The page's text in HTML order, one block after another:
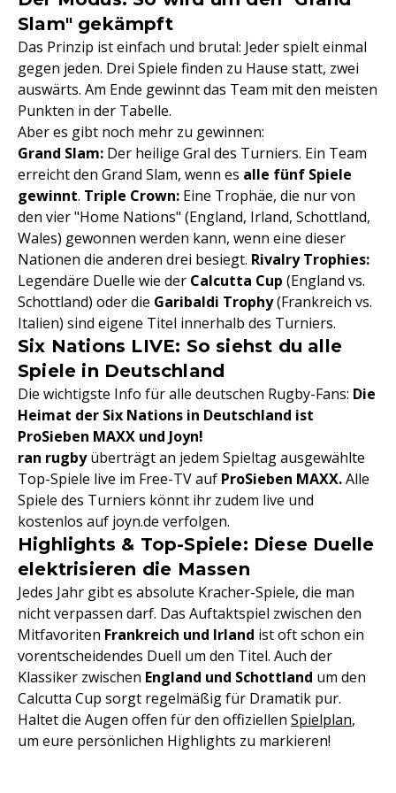
Slam" gekämpft
Das Prinzip ist einfach und brutal: Jeder spielt einmal
gegen jeden. Drei Spiele finden zu Hause statt, zwei
auswärts. Am Ende gewinnt das Team mit den meisten
Punkten in der Tabelle.
Aber es gibt noch mehr zu gewinnen:
Grand Slam: Der heilige Gral des Turniers. Ein Team
erreicht den Grand Slam, wenn es alle fünf Spiele
gewinnt. Triple Crown: Eine Trophäe, die nur von
den vier "Home Nations" (England, Irland, Schottland,
Wales) gewonnen werden kann, wenn eine dieser
Nationen die anderen drei besiegt. Rivalry Trophies:
Legendäre Duelle wie der Calcutta Cup (England vs.
Schottland) oder die Garibaldi Trophy(Frankreich vs.
Italien) sind eigene Titel innerhalb des Turniers.
Six Nations LIVE: So siehst du alle
Spiele in Deutschland
Die wichtigste Info für alle deutschen Rugby-Fans: Die
Heimat der Six Nations in Deutschland ist
ProSieben MAXX und Joyn!
ran rugbyüberträgt an jedem Spieltag ausgewählte
Top-Spiele live im Free-TV auf ProSieben MAXX.Alle
Spiele des Turniers könnt ihr zudem live und
kostenlos auf joyn.de verfolgen.
Highlights & Top-Spiele: Diese Duelle
elektrisieren die Massen
Jedes Jahr gibt es absolute Kracher-Spiele, die man
nicht verpassen darf. Das Auftaktspiel zwischen den
Mitfavoriten Frankreich und Irland ist oft schon ein
vorentscheidendes Duell um den Titel. Auch der
Klassiker zwischen England und Schottland um den
Calcutta Cup sorgt regelmäßig für Dramatik pur.
Haltet die Augen offen für den offiziellen Spielplan,
um eure persönlichen Highlights zu markieren!